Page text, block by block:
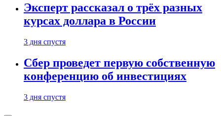
Эксперт рассказал о трёх разных
курсах доллара в России
3 дня спустя
Сбер проведет первую собственную
конференцию об инвестициях
3 дня спустя